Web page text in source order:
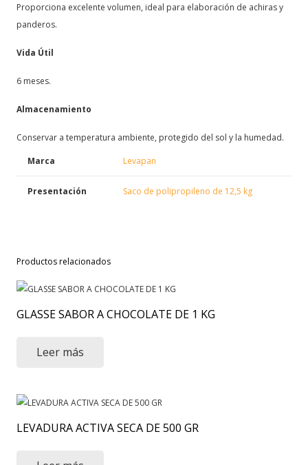
Proporciona excelente volumen, ideal para elaboración de achiras y
panderos.
Vida Útil
6 meses.
Almacenamiento
Conservar a temperatura ambiente, protegido del sol y la humedad.
Marca
Levapan
Presentación Saco de polipropileno de 12,5 kg
Productos relacionados
GLASSE SABOR A CHOCOLATE DE 1 KG
Leer más
LEVADURA ACTIVA SECA DE 500 GR